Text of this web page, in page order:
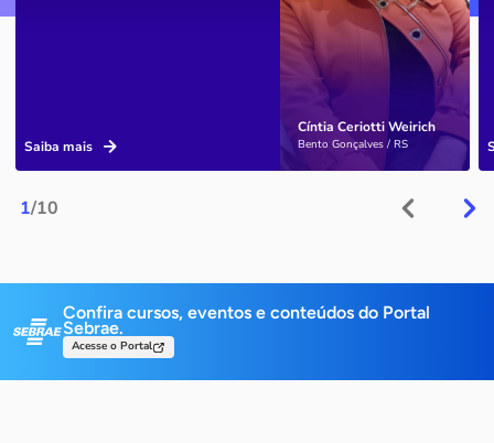
1/10
Cíntia Ceriotti Weirich
Bento Gonçalves / RS
Saiba mais
Confira cursos, eventos e conteúdos do Portal
Sebrae.
Acesse o Portal